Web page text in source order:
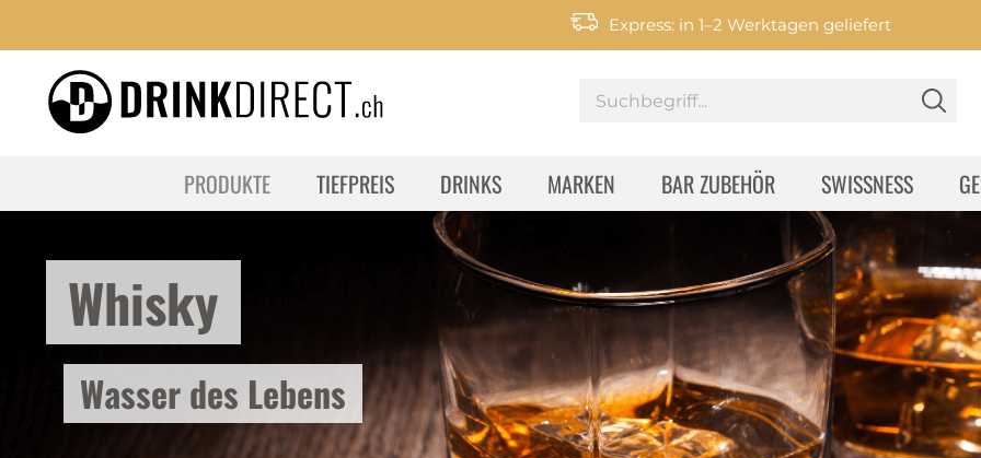
Express: in 1–2 Werktagen geliefert
PRODUKTE TIEFPREIS DRINKS MARKEN BAR ZUBEHÖR SWISSNESS
Whisky
Wasser des Lebens